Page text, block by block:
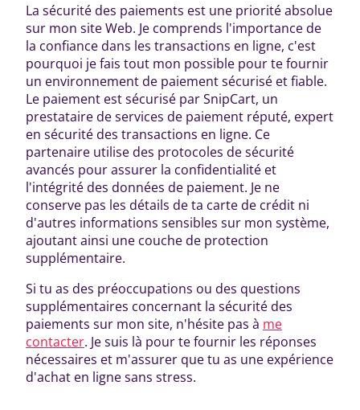
La sécurité des paiements est une priorité absolue
sur mon site Web. Je comprends l'importance de
la confiance dans les transactions en ligne, c'est
pourquoi je fais tout mon possible pour te fournir
un environnement de paiement sécurisé et fiable.
Le paiement est sécurisé par SnipCart, un
prestataire de services de paiement réputé, expert
en sécurité des transactions en ligne. Ce
partenaire utilise des protocoles de sécurité
avancés pour assurer la confidentialité et
l'intégrité des données de paiement. Je ne
conserve pas les détails de ta carte de crédit ni
d'autres informations sensibles sur mon système,
ajoutant ainsi une couche de protection
supplémentaire.
Si tu as des préoccupations ou des questions
supplémentaires concernant la sécurité des
paiements sur mon site, n'hésite pas à me
contacter. Je suis là pour te fournir les réponses
nécessaires et m'assurer que tu as une expérience
d'achat en ligne sans stress.